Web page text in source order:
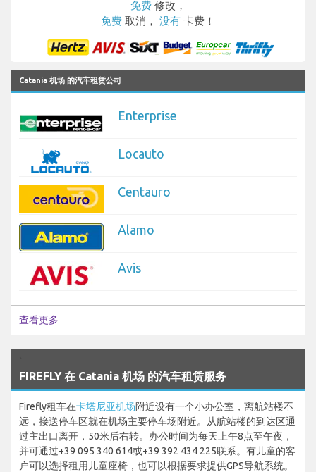
免费 修改，
免费 取消， 没有 卡费！
Catania 机场 的汽车租赁公司
Enterprise
Locauto
Centauro
Alamo
Avis
查看更多
FIREFLY 在 Catania 机场 的汽车租赁服务
Firefly租车在卡塔尼亚机场附近设有一个小办公室，离航站楼不
远，接送停车区就在机场主要停车场附近。从航站楼的到达区通
过主出口离开，50米后右转。办公时间为每天上午8点至午夜，
并可通过+39 095 340 614或+39 392 434 225联系。有儿童的客
户可以选择租用儿童座椅，也可以根据要求提供GPS导航系统。